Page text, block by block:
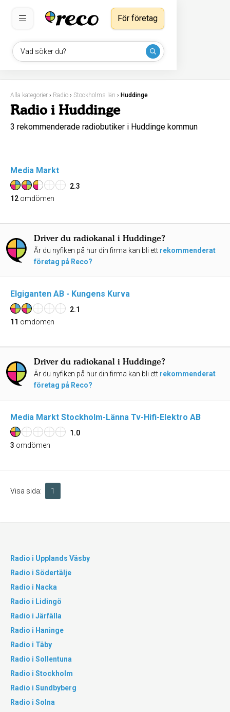
Vad söker du?
För företag
Alla kategorier › Radio › Stockholms län › Huddinge
Radio i Huddinge
3 rekommenderade radiobutiker i Huddinge kommun
Media Markt
2.3
12 omdömen
Driver du radiokanal i Huddinge?
Är du nyfiken på hur din firma kan bli ett rekommenderat
företag på Reco?
Elgiganten AB - Kungens Kurva
2.1
11 omdömen
Driver du radiokanal i Huddinge?
Är du nyfiken på hur din firma kan bli ett rekommenderat
företag på Reco?
Media Markt Stockholm-Länna Tv-Hifi-Elektro AB
1.0
3 omdömen
Visa sida: 1
Radio i Upplands Väsby
Radio i Södertälje
Radio i Nacka
Radio i Lidingö
Radio i Järfälla
Radio i Haninge
Radio i Täby
Radio i Sollentuna
Radio i Stockholm
Radio i Sundbyberg
Radio i Solna